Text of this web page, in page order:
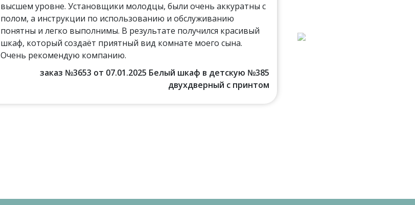
высшем уровне. Установщики молодцы, были очень аккуратны с
полом, а инструкции по использованию и обслуживанию
понятны и легко выполнимы. В результате получился красивый
шкаф, который создаёт приятный вид комнате моего сына.
Очень рекомендую компанию.
заказ №3653 от 07.01.2025 Белый шкаф в детскую №385
двухдверный с принтом